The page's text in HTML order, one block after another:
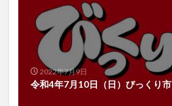
2022年7月9日
令和4年7月10日（日）びっくり市